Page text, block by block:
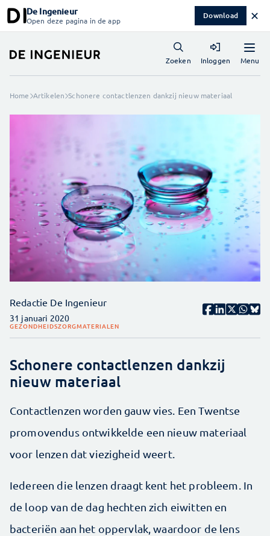
De Ingenieur
Open deze pagina in de app Download ✕
Menu
Zoeken Inloggen
Home Artikelen Schonere contactlenzen dankzij nieuw materiaal
Redactie De Ingenieur
31 januari 2020
GEZONDHEIDSZORGMATERIALEN
Schonere contactlenzen dankzij
nieuw materiaal
Contactlenzen worden gauw vies. Een Twentse
promovendus ontwikkelde een nieuw materiaal
voor lenzen dat viezigheid weert.
Iedereen die lenzen draagt kent het probleem. In
de loop van de dag hechten zich eiwitten en
bacteriën aan het oppervlak, waardoor de lens